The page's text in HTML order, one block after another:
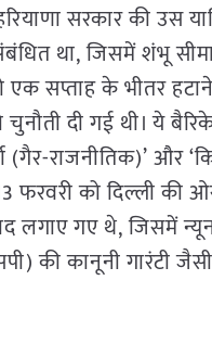
सरकार की उस
था, जिसमें शंभू
सप्ताह के भीतर
दी गई थी। ये
(गैर-राजनीतिक)’ और
13 फरवरी को दिल्ली
लगाए गए थे, जिसमें
की कानूनी गारंटी